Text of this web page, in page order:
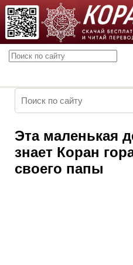
Эта маленькая
знает Коран
своего папы